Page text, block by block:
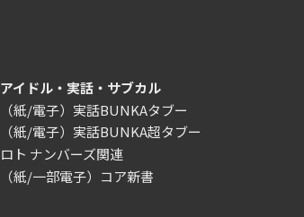
アイドル・実話・サブカル
（紙/電子）実話BUNKAタブー
（紙/電子）実話BUNKA超タブー
ロト ナンバーズ関連
（紙/一部電子）コア新書